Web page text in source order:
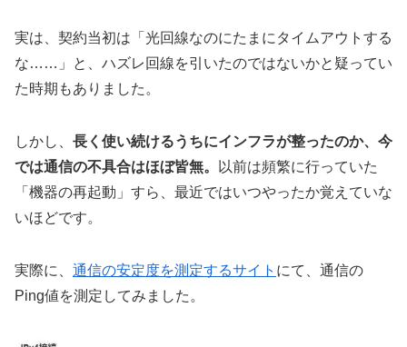
実は、契約当初は「光回線なのにたまにタイムアウトする
な……」と、ハズレ回線を引いたのではないかと疑ってい
た時期もありました。
しかし、 長く使い続けるうちにインフラが整ったのか、今
では通信の不具合はほぼ皆無。
以前は頻繁に行っていた
「機器の再起動」すら、最近ではいつやったか覚えていな
いほどです。
実際に、 通信の安定度を測定するサイト にて、通信の
Ping値を測定してみました。